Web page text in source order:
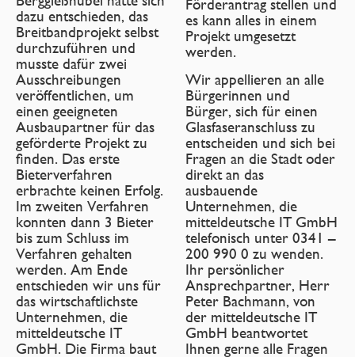
dazu entschieden, das
Breitbandprojekt selbst
durchzuführen und
musste dafür zwei
Ausschreibungen
veröffentlichen, um
einen geeigneten
Ausbaupartner für das
geförderte Projekt zu
finden. Das erste
Bieterverfahren
erbrachte keinen Erfolg.
Im zweiten Verfahren
konnten dann 3 Bieter
bis zum Schluss im
Verfahren gehalten
werden. Am Ende
entschieden wir uns für
das wirtschaftlichste
Unternehmen, die
mitteldeutsche IT
GmbH. Die Firma baut
Förderantrag stellen und
es kann alles in einem
Projekt umgesetzt
werden.
Wir appellieren an alle
Bürgerinnen und
Bürger, sich für einen
Glasfaseranschluss zu
entscheiden und sich bei
Fragen an die Stadt oder
direkt an das
ausbauende
Unternehmen, die
mitteldeutsche IT GmbH
telefonisch unter 0341 –
200 990 0 zu wenden.
Ihr persönlicher
Ansprechpartner, Herr
Peter Bachmann, von
der mitteldeutsche IT
GmbH beantwortet
Ihnen gerne alle Fragen